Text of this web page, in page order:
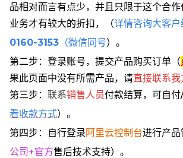
品相对而言有点少，并且只限于这个合
业务才有较大的折扣，
（详情咨询大客户
0160-3153 （微信同号）。
第二步：登录账号，提交产品购买订单（
果此页面中没有所需产品，请直接联系我
第三步： 联系销售人员付款结算，可自
看收款方式）。
第四步：自行登录阿里云控制台进行产
公司+官方售后技术支持）。